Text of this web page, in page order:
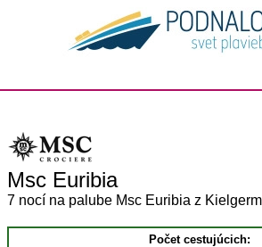
Msc Euribia
7 nocí na palube Msc Euribia z
Počet cestujúcich: